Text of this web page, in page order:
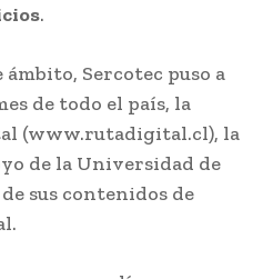
.
Sercotec puso a
de todo el país, la
(www.rutadigital.cl), la
de la Universidad de
sus contenidos de